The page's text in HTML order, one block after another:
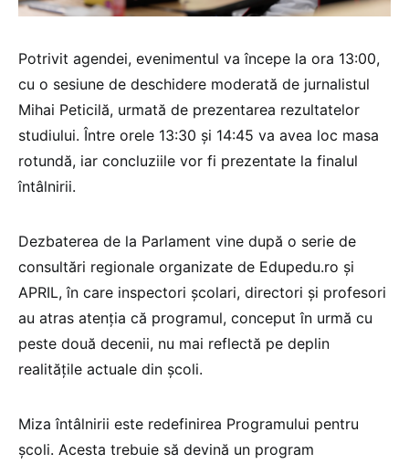
Potrivit agendei, evenimentul va începe la ora 13:00,
cu o sesiune de deschidere moderată de jurnalistul
Mihai Peticilă, urmată de prezentarea rezultatelor
studiului. Între orele 13:30 și 14:45 va avea loc masa
rotundă, iar concluziile vor fi prezentate la finalul
întâlnirii.
Dezbaterea de la Parlament vine după o serie de
consultări regionale organizate de Edupedu.ro și
APRIL, în care inspectori școlari, directori și profesori
au atras atenția că programul, conceput în urmă cu
peste două decenii, nu mai reflectă pe deplin
realitățile actuale din școli.
Miza întâlnirii este redefinirea Programului pentru
școli. Acesta trebuie să devină un program